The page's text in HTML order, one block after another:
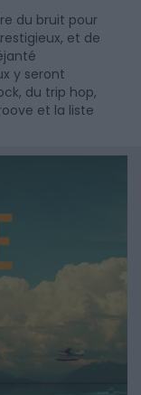
du bruit pour
et de
y seront
du trip hop,
et la liste